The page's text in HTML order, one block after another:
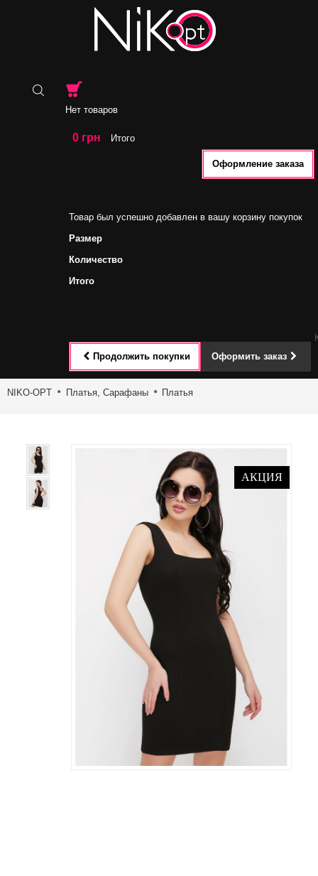
Нет товаров
0 грн Итого
Оформление заказа
Товар был успешно добавлен в вашу корзину покупок
Размер
Количество
Итого
Продолжить покупки Оформить заказ
Toggle
NIKO-OPT Платья, Сарафаны Платья
АКЦИЯ